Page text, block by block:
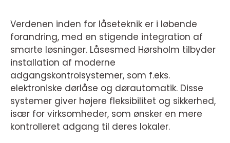
Verdenen inden for låseteknik er i løbende
forandring, med en stigende integration af
smarte løsninger. Låsesmed Hørsholm tilbyder
installation af moderne
adgangskontrolsystemer, som f.eks.
elektroniske dørlåse og dørautomatik. Disse
systemer giver højere fleksibilitet og sikkerhed,
især for virksomheder, som ønsker en mere
kontrolleret adgang til deres lokaler.